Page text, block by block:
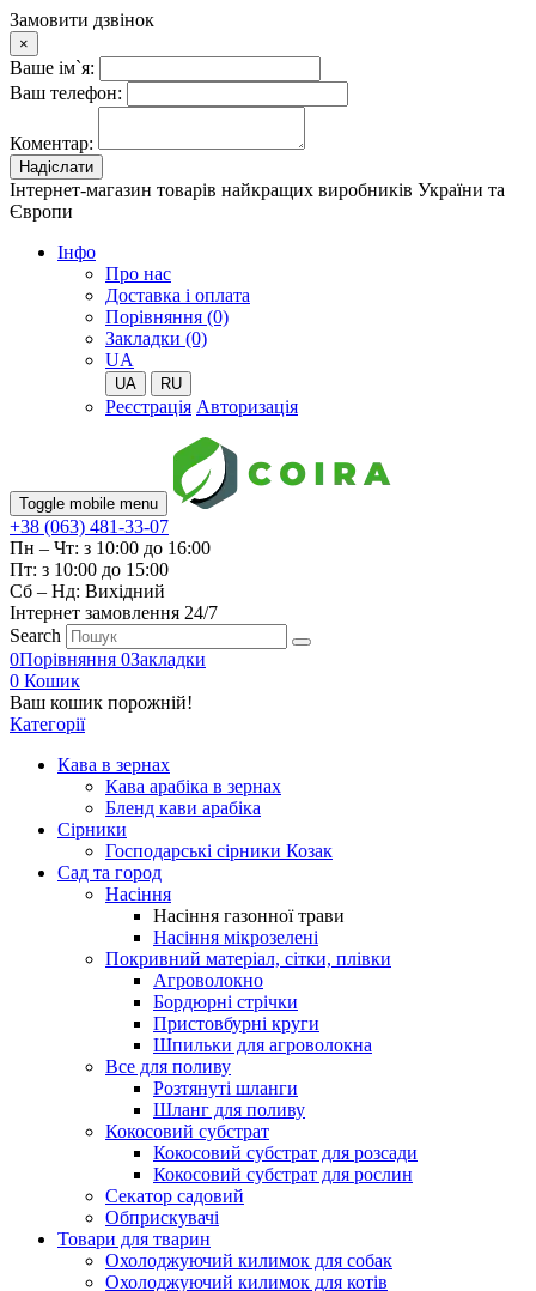
Замовити дзвінок
×
Ваше ім`я:
Ваш телефон:
Коментар:
Надіслати
Інтернет-магазин товарів найкращих виробників України та
Європи
Iнфо
Про нас
Доставка і оплата
Порівняння (0)
Закладки (0)
UA
UA RU
Реєстрація Авторизація
Toggle mobile menu
+38 (063) 481-33-07
Пн – Чт: з 10:00 до 16:00
Пт: з 10:00 до 15:00
Сб – Нд: Вихідний
Інтернет замовлення 24/7
Search
0Порівняння 0Закладки
0 Кошик
Ваш кошик порожній!
Категорії
Кава в зернах
Кава арабіка в зернах
Бленд кави арабіка
Сірники
Господарські сірники Козак
Сад та город
Насіння
Насіння газонної трави
Насіння мікрозелені
Покривний матеріал, сітки, плівки
Агроволокно
Бордюрні стрічки
Пристовбурні круги
Шпильки для агроволокна
Все для поливу
Розтянуті шланги
Шланг для поливу
Кокосовий субстрат
Кокосовий субстрат для розсади
Кокосовий субстрат для рослин
Секатор садовий
Обприскувачі
Товари для тварин
Охолоджуючий килимок для собак
Охолоджуючий килимок для котів